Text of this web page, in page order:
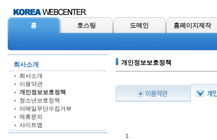
홈 호스팅 도메인 홈페이지제작
회사소개
회사소개
이용약관
개인정보보호정책
청소년보호정책
이메일무단수집거부
제휴문의
사이트맵
개인정보보호정책
1.